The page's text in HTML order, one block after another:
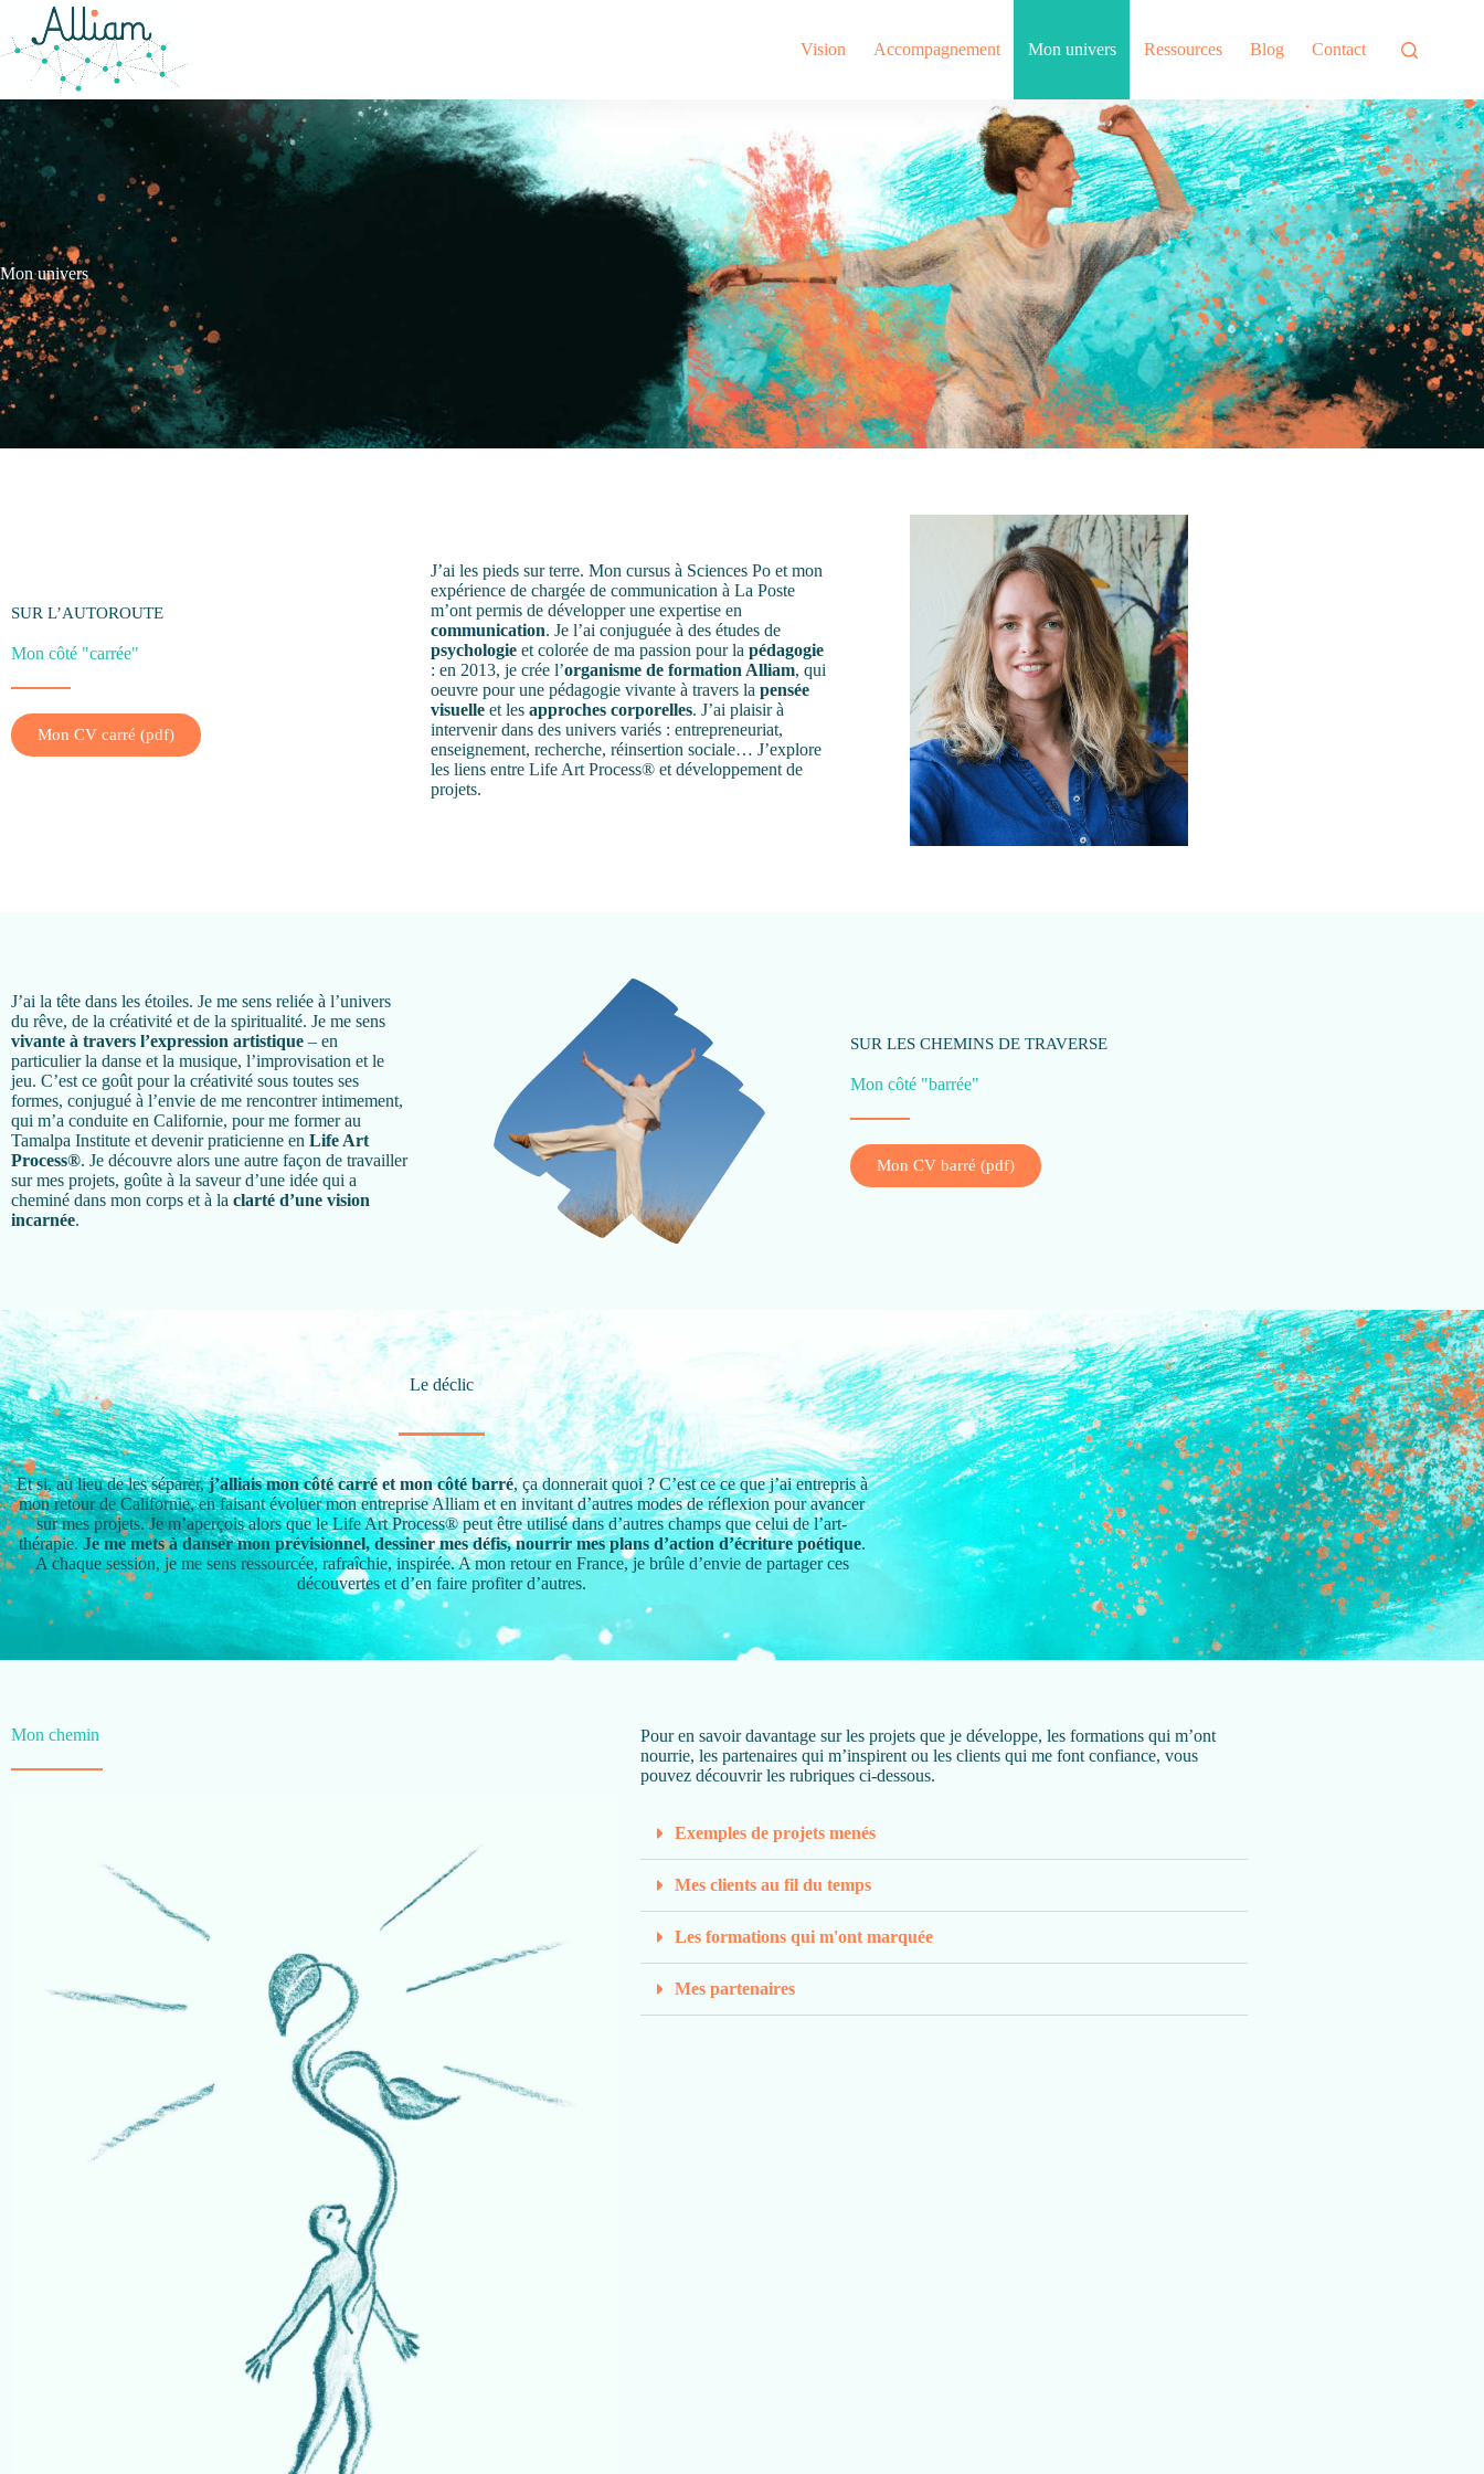
Vision Accompagnement Mon univers Ressources Blog Contact
Mon univers
SUR L’AUTOROUTE
Mon côté "carrée"
Mon CV carré (pdf)
J’ai les pieds sur terre. Mon cursus à Sciences Po et mon
expérience de chargée de communication à La Poste
m’ont permis de développer une expertise en
communication. Je l’ai conjuguée à des études de
psychologieet colorée de ma passion pour la pédagogie
: en 2013, je crée l’organisme de formation Alliam, qui
oeuvre pour une pédagogie vivante à travers la pensée
visuelleet les approches corporelles. J’ai plaisir à
intervenir dans des univers variés : entrepreneuriat,
enseignement, recherche, réinsertion sociale… J’explore
les liens entre Life Art Process® et développement de
projets.
J’ai la tête dans les étoiles. Je me sens reliée à l’univers
du rêve, de la créativité et de la spiritualité. Je me sens
vivante à travers l’expression artistique – en
particulier la danse et la musique, l’improvisation et le
jeu. C’est ce goût pour la créativité sous toutes ses
formes, conjugué à l’envie de me rencontrer intimement,
qui m’a conduite en Californie, pour me former au
Tamalpa Institute et devenir praticienne en Life Art
Process®. Je découvre alors une autre façon de travailler
sur mes projets, goûte à la saveur d’une idée qui a
cheminé dans mon corps et à la clarté d’une vision
incarnée.
SUR LES CHEMINS DE TRAVERSE
Mon côté "barrée"
Mon CV barré (pdf)
Le déclic
Et si, au lieu de les séparer,j’alliais mon côté carré et mon côté barré, ça donnerait quoi ? C’est ce ce que j’ai entrepris à
mon retour de Californie, en faisant évoluer mon entreprise Alliam et en invitant d’autres modes de réflexion pour avancer
sur mes projets. Je m’aperçois alors que le Life Art Process® peut être utilisé dans d’autres champs que celui de l’art-
thérapie.Je me mets à danser mon prévisionnel, dessiner mes défis, nourrir mes plans d’action d’écriture poétique.
A chaque session, je me sens ressourcée, rafraîchie, inspirée. A mon retour en France, je brûle d’envie de partager ces
découvertes et d’en faire profiter d’autres.
Mon chemin
Pour en savoir davantage sur les projets que je développe, les formations qui m’ont
nourrie, les partenaires qui m’inspirent ou les clients qui me font confiance, vous
pouvez découvrir les rubriques ci-dessous.
Exemples de projets menés
Mes clients au fil du temps
Les formations qui m'ont marquée
Mes partenaires